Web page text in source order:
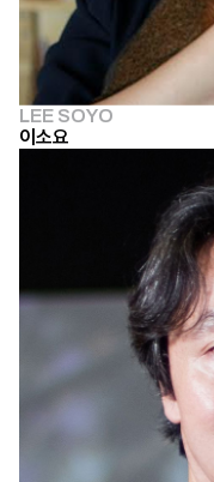
LEE SOYO
이소요